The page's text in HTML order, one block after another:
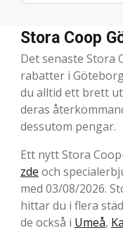
Stora Coop
Det senaste Stora
rabatter i
du alltid ett brett
deras
dessutom pengar.
Ett nytt Stora
zde och
med 03/08/2026.
hittar du i flera
de också i Umeå,